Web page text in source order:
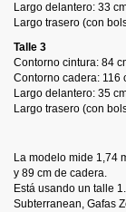
Largo delantero: 33
Largo trasero (con
Talle 3
Contorno cintura: 84
Contorno cadera: 116
Largo delantero: 35
Largo trasero (con
La modelo mide 1,74
y 89 cm de cadera.
Está usando un talle
Subterranean, Gafas